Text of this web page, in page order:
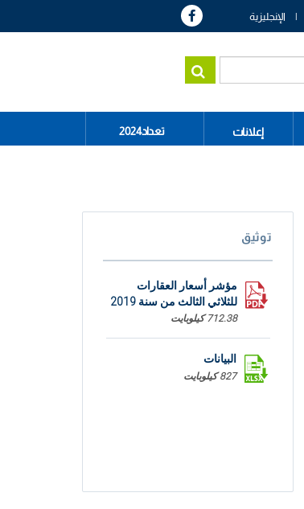
الإنجليزية
إعلانات تعداد2024
توثيق
مؤشر أسعار العقارات
للثلاثي الثالث من سنة 2019
712.38 كيلوبايت
البيانات
827 كيلوبايت